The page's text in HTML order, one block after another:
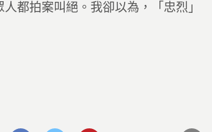
都拍案叫絕。我卻以為，「忠烈」